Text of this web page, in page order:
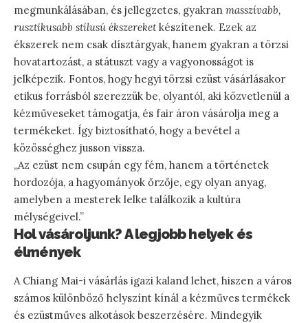
megmunkálásában, és jellegzetes, gyakran masszívabb,
rusztikusabb stílusú ékszereketkészítenek. Ezek az
ékszerek nem csak dísztárgyak, hanem gyakran a törzsi
hovatartozást, a státuszt vagy a vagyonosságot is
jelképezik. Fontos, hogy hegyi törzsi ezüst vásárlásakor
etikus forrásból szerezzük be, olyantól, aki közvetlenül a
kézműveseket támogatja, és fair áron vásárolja meg a
termékeket. Így biztosítható, hogy a bevétel a
közösséghez jusson vissza.
„Az ezüst nem csupán egy fém, hanem a történetek
hordozója, a hagyományok őrzője, egy olyan anyag,
amelyben a mesterek lelke találkozik a kultúra
mélységeivel.”
Hol vásároljunk? A legjobb helyek és
élmények
A Chiang Mai-i vásárlás igazi kaland lehet, hiszen a város
számos különböző helyszínt kínál a kézműves termékek
és ezüstműves alkotások beszerzésére. Mindegyik